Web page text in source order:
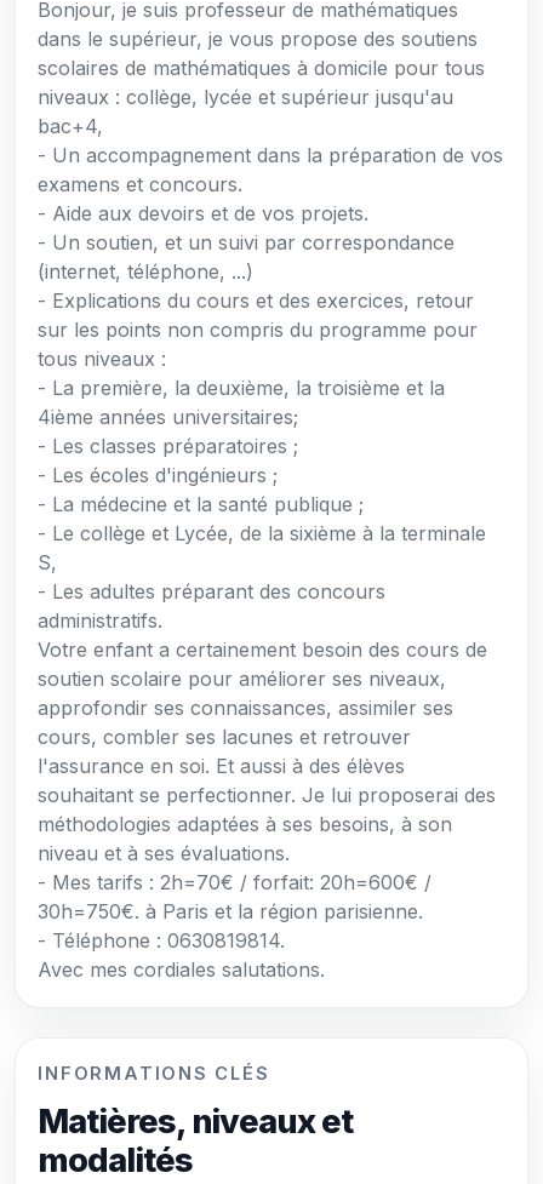
Bonjour, je suis professeur de mathématiques
dans le supérieur, je vous propose des soutiens
scolaires de mathématiques à domicile pour tous
niveaux : collège, lycée et supérieur jusqu'au
bac+4,
- Un accompagnement dans la préparation de vos
examens et concours.
- Aide aux devoirs et de vos projets.
- Un soutien, et un suivi par correspondance
(internet, téléphone, ...)
- Explications du cours et des exercices, retour
sur les points non compris du programme pour
tous niveaux :
- La première, la deuxième, la troisième et la
4ième années universitaires;
- Les classes préparatoires ;
- Les écoles d'ingénieurs ;
- La médecine et la santé publique ;
- Le collège et Lycée, de la sixième à la terminale
S,
- Les adultes préparant des concours
administratifs.
Votre enfant a certainement besoin des cours de
soutien scolaire pour améliorer ses niveaux,
approfondir ses connaissances, assimiler ses
cours, combler ses lacunes et retrouver
l'assurance en soi. Et aussi à des élèves
souhaitant se perfectionner. Je lui proposerai des
méthodologies adaptées à ses besoins, à son
niveau et à ses évaluations.
- Mes tarifs : 2h=70€ / forfait: 20h=600€ /
30h=750€. à Paris et la région parisienne.
- Téléphone : 0630819814.
Avec mes cordiales salutations.
INFORMATIONS CLÉS
Matières, niveaux et
modalités